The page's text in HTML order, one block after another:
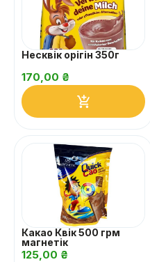
Несквік орігін 350г
170,00 ₴
Какао Квік 500 грм
магнетік
125,00 ₴